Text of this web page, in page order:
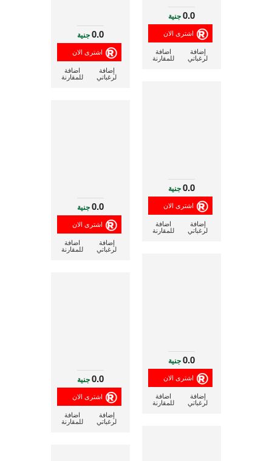
0.0جنية
إضافة
لرغباتي
اضافة
للمقارنة
0.0جنية
إضافة
لرغباتي
اضافة
للمقارنة
0.0جنية
إضافة
لرغباتي
اضافة
للمقارنة
0.0جنية
إضافة
لرغباتي
اضافة
للمقارنة
0.0جنية
إضافة
لرغباتي
اضافة
للمقارنة
0.0جنية
إضافة
لرغباتي
اضافة
للمقارنة